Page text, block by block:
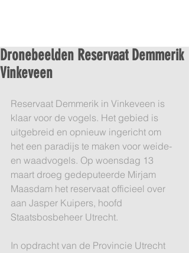
Dronebeelden Reservaat Demmerik
Vinkeveen
Reservaat Demmerik in Vinkeveen is
klaar voor de vogels. Het gebied is
uitgebreid en opnieuw ingericht om
het een paradijs te maken voor weide-
en waadvogels. Op woensdag 13
maart droeg gedeputeerde Mirjam
Maasdam het reservaat officieel over
aan Jasper Kuipers, hoofd
Staatsbosbeheer Utrecht.
In opdracht van de Provincie Utrecht